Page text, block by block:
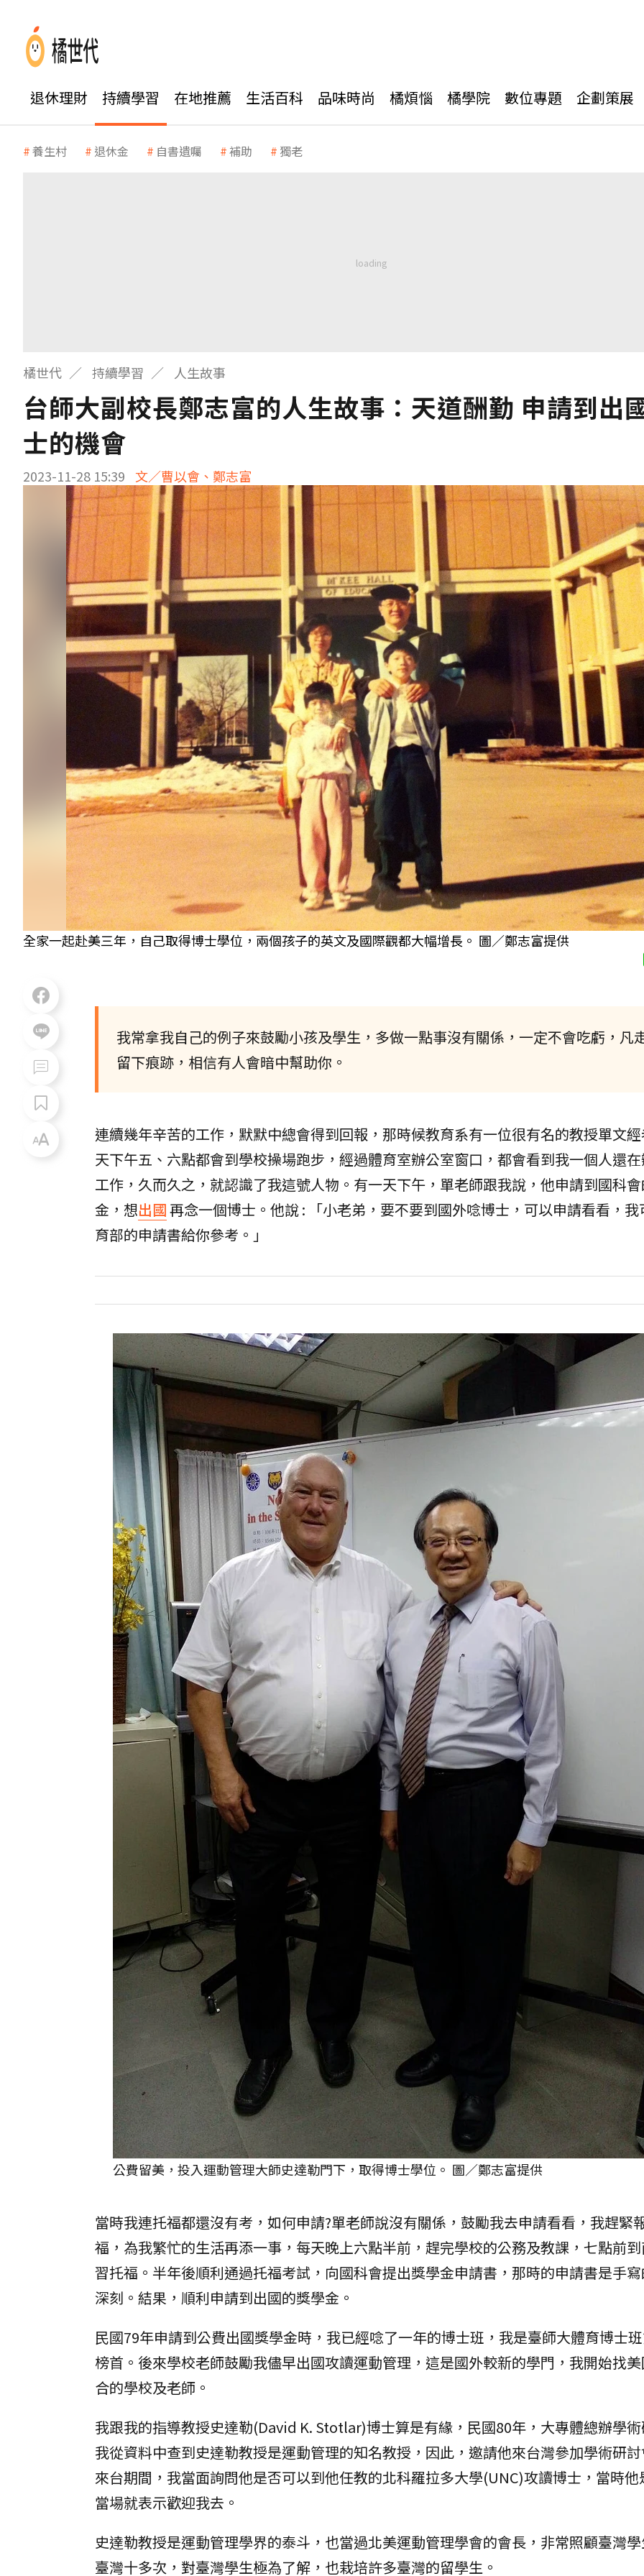
退休理財 持續學習 在地推薦 生活百科 品味時尚 橘煩惱 橘學院 數位專題 企劃策展
養生村 退休金 自書遺囑 補助 獨老
橘世代 持續學習 人生故事
台師大副校長鄭志富的人生故事：天道酬勤 申請到出
士的機會
2023-11-28 15:39 文／曹以會、鄭志富
全家一起赴美三年，自己取得博士學位，兩個孩子的英文及國際觀都大幅增長。 圖／鄭志富提供
我常拿我自己的例子來鼓勵小孩及學生，多做一點事沒有關係，一定不會吃虧，凡
留下痕跡，相信有人會暗中幫助你。
連續幾年辛苦的工作，默默中總會得到回報，那時候教育系有一位很有名的教授單文
天下午五、六點都會到學校操場跑步，經過體育室辦公室窗口，都會看到我一個人還
工作，久而久之，就認識了我這號人物。有一天下午，單老師跟我說，他申請到國科
金，想出國再念一個博士。他說 : 「小老弟，要不要到國外唸博士，可以申請看看，
育部的申請書給你參考。」
公費留美，投入運動管理大師史達勒門下，取得博士學位。 圖／鄭志富提供
當時我連托福都還沒有考，如何申請?單老師說沒有關係，鼓勵我去申請看看，我趕緊
福，為我繁忙的生活再添一事，每天晚上六點半前，趕完學校的公務及教課，七點前
習托福。半年後順利通過托福考試，向國科會提出獎學金申請書，那時的申請書是手
深刻。結果，順利申請到出國的獎學金。
民國79年申請到公費出國獎學金時，我已經唸了一年的博士班，我是臺師大體育博士
榜首。後來學校老師鼓勵我儘早出國攻讀運動管理，這是國外較新的學門，我開始找
合的學校及老師。
我跟我的指導教授史達勒(David K. Stotlar)博士算是有緣，民國80年，大專體總辦學
我從資料中查到史達勒教授是運動管理的知名教授，因此，邀請他來台灣參加學術研
來台期間，我當面詢問他是否可以到他任教的北科羅拉多大學(UNC)攻讀博士，當時他
當場就表示歡迎我去。
史達勒教授是運動管理學界的泰斗，也當過北美運動管理學會的會長，非常照顧臺灣
臺灣十多次，對臺灣學生極為了解，也栽培許多臺灣的留學生。